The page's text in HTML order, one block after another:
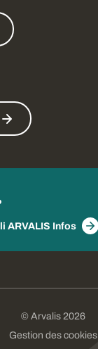
ARVALIS Infos
© Arvalis 2026
Gestion des cookies